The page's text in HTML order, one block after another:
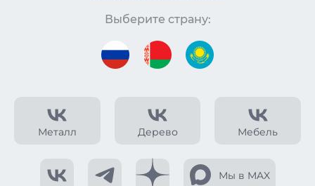
Металл Дерево Мебель
Мы в MAX
Выберите страну: